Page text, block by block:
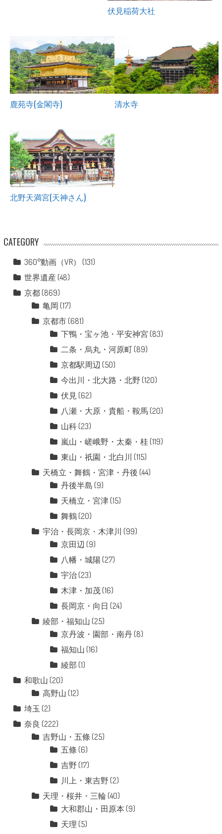
伏見稲荷大社
鹿苑寺(金閣寺) 清水寺
北野天満宮(天神さん)
CATEGORY
360°動画（VR）
(131)
世界遺産 (48)
京都(869)
亀岡 (17)
京都市(681)
下鴨・宝ヶ池・平安神宮 (83)
二条・烏丸・河原町(89)
京都駅周辺 (50)
今出川・北大路・北野 (120)
伏見 (62)
八瀬・大原・貴船・鞍馬(20)
山科(23)
嵐山・嵯峨野・太秦・桂 (119)
東山・祇園・北白川 (115)
天橋立・舞鶴・宮津・丹後 (44)
丹後半島 (9)
天橋立・宮津(15)
舞鶴(20)
宇治・長岡京・木津川 (99)
京田辺 (9)
八幡・城陽 (27)
宇治(23)
木津・加茂(16)
長岡京・向日 (24)
綾部・福知山 (25)
京丹波・園部・南丹(8)
福知山 (16)
綾部 (1)
和歌山 (20)
高野山 (12)
埼玉 (2)
奈良 (222)
吉野山・五條 (25)
五條 (6)
吉野 (17)
川上・東吉野 (2)
天理・桜井・三輪 (40)
大和郡山・田原本 (9)
天理 (5)